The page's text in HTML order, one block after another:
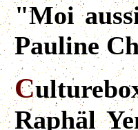
"Moi
Pauline
C
Raphäl